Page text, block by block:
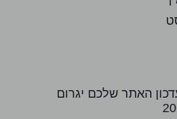
האתר שלכם יגרום